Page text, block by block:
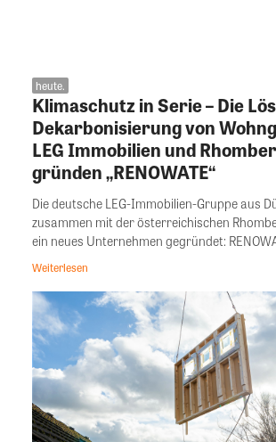
heute.
Klimaschutz in Serie – Die
Dekarbonisierung von
LEG Immobilien und
gründen „RENOWATE“
Die deutsche LEG-Immobilien-Gruppe aus
zusammen mit der österreichischen
ein neues Unternehmen gegründet:
Weiterlesen